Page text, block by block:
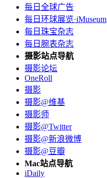
每日全球广告
每日环球展览·iMuseum
每日珠宝杂志
每日腕表杂志
摄影站点导航
摄影论坛
OneRoll
摄影
摄影@维基
摄影师
摄影@Twitter
摄影@新浪微博
摄影@豆瓣
Mac站点导航
iDaily